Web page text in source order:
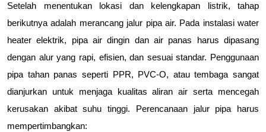
Setelah menentukan lokasi dan kelengkapan listrik, tahap
berikutnya adalah merancang jalur pipa air. Pada instalasi water
heater elektrik, pipa air dingin dan air panas harus dipasang
dengan alur yang rapi, efisien, dan sesuai standar. Penggunaan
pipa tahan panas seperti PPR, PVC-O, atau tembaga sangat
dianjurkan untuk menjaga kualitas aliran air serta mencegah
kerusakan akibat suhu tinggi. Perencanaan jalur pipa harus
mempertimbangkan: